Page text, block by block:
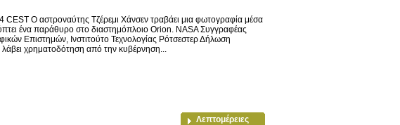
CEST Ο αστροναύτης Τζέρεμι Χάνσεν τραβάει μια φωτογραφία μέσα
ένα παράθυρο στο διαστημόπλοιο Orion. NASA Συγγραφέας
Επιστημών, Ινστιτούτο Τεχνολογίας Ρότσεστερ Δήλωση
χρηματοδότηση από την κυβέρνηση...
Λεπτομέρειες